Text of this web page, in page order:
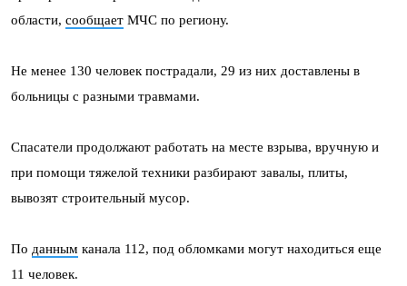
области, сообщает МЧС по региону.
Не менее 130 человек пострадали, 29 из них доставлены в
больницы с разными травмами.
Спасатели продолжают работать на месте взрыва, вручную и
при помощи тяжелой техники разбирают завалы, плиты,
вывозят строительный мусор.
По данным канала 112, под обломками могут находиться еще
11 человек.